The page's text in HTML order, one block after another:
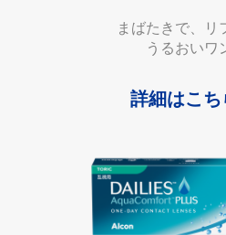
まばたきで、リ
うるおいワ
詳細はこち